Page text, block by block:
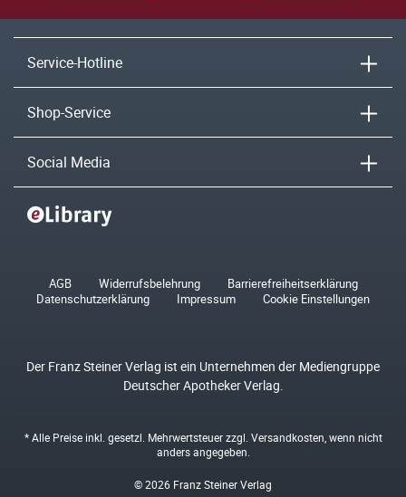
Service-Hotline
Shop-Service
Social Media
AGB Widerrufsbelehrung
Barrierefreiheitserklärung
Datenschutzerklärung
Impressum Cookie Einstellungen
Der Franz Steiner Verlag ist ein Unternehmen der Mediengruppe
Deutscher Apotheker Verlag.
* Alle Preise inkl. gesetzl. Mehrwertsteuer zzgl. Versandkosten , wenn nicht
anders angegeben.
© 2026 Franz Steiner Verlag